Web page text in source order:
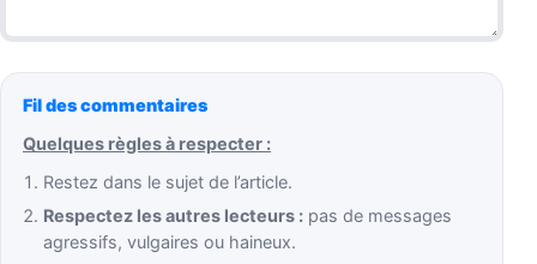
Fil des commentaires
Quelques règles à respecter :
Restez dans le sujet de l’article.
Respectez les autres lecteurs : pas de messages
agressifs, vulgaires ou haineux.